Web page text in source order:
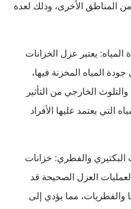
المناطق الأخرى، وذلك لعدة
يعتبر عزل الخزانات
المياه المخزنة فيها،
الخارجي من التأثير
التي يعتمد عليها الأفراد
البكتيري والفطري: خزانات
لعمليات العزل الصحيحة قد
والفطريات، مما يؤدي إلى